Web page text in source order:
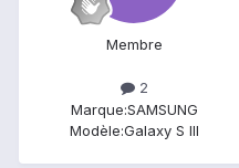
Membre
2
Marque:SAMSUNG
Modèle:Galaxy S III